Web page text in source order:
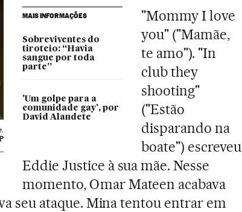
MAIS INFORMAÇÕES
Sobreviventes do
tiroteio: “Havia
sangue por toda
parte”
'Um golpe para a
comunidade gay', por
David Alandete
"Mommy I love
you" ("Mamãe,
te amo"). "In
club they
shooting"
("Estão
disparando na
boate") escreveu
Eddie Justice à sua mãe. Nesse
momento, Omar Mateen acabava
seu ataque. Mina tentou entrar em